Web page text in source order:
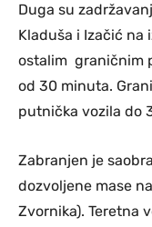
Duga su
Kladuša i Izačić na
ostalim graničnim
od 30 minuta.
putnička vozila do
Zabranjen je
dozvoljene mase
Zvornika). Teretna